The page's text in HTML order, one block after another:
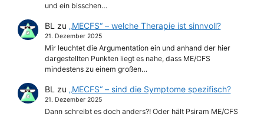
und ein bisschen…
BL zu „MECFS“ – welche Therapie ist sinnvoll?
21. Dezember 2025
Mir leuchtet die Argumentation ein und anhand der hier
dargestellten Punkten liegt es nahe, dass ME/CFS
mindestens zu einem großen…
BL zu „MECFS“ – sind die Symptome spezifisch?
21. Dezember 2025
Dann schreibt es doch anders?! Oder hält Psiram ME/CFS